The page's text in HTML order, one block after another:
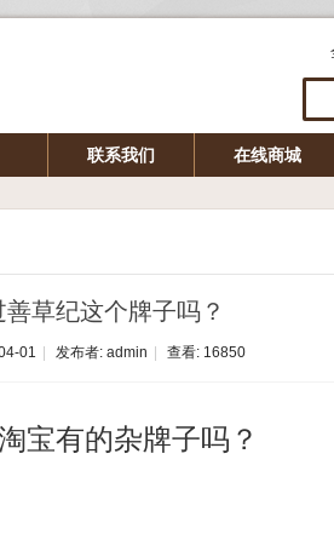
联系我们 在线商城
草纪这个牌子吗？
01 发布者: admin 查看: 16850
宝有的杂牌子吗？